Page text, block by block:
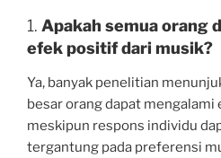
1. Apakah semua orang
efek positif dari musik?
Ya, banyak penelitian
besar orang dapat
meskipun respons individu
tergantung pada preferensi